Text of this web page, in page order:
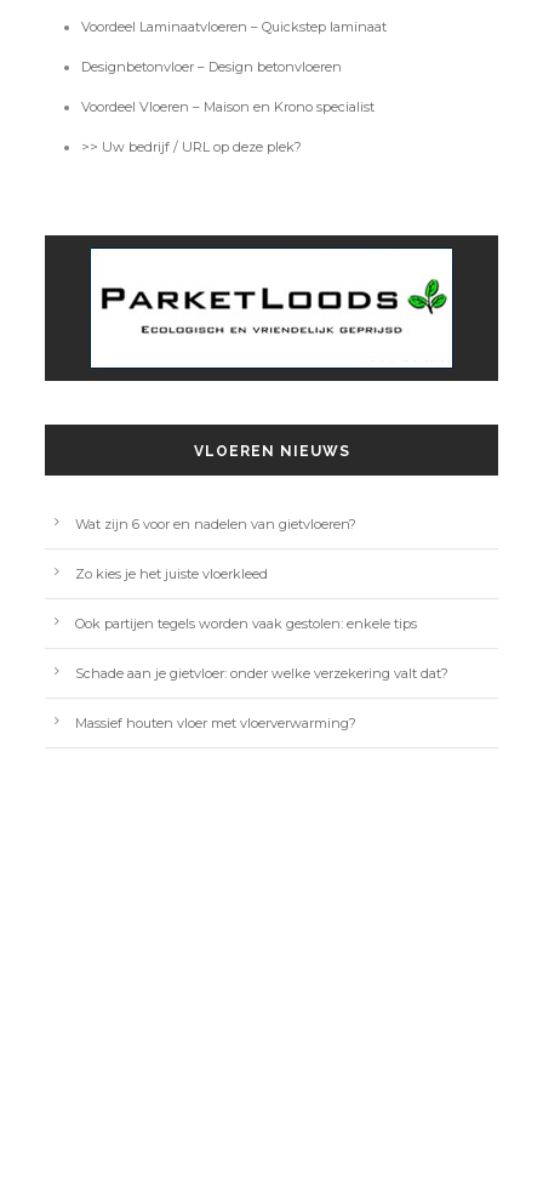
Voordeel Laminaatvloeren – Quickstep laminaat
Designbetonvloer – Design betonvloeren
Voordeel Vloeren – Maison en Krono specialist
>> Uw bedrijf / URL op deze plek?
VLOEREN NIEUWS
Wat zijn 6 voor en nadelen van gietvloeren?
Zo kies je het juiste vloerkleed
Ook partijen tegels worden vaak gestolen: enkele tips
Schade aan je gietvloer: onder welke verzekering valt dat?
Massief houten vloer met vloerverwarming?